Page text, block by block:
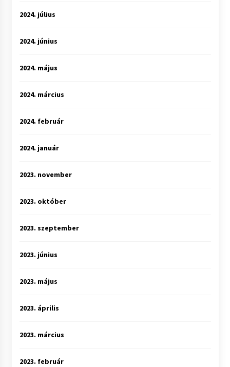
2024. július
2024. június
2024. május
2024. március
2024. február
2024. január
2023. november
2023. október
2023. szeptember
2023. június
2023. május
2023. április
2023. március
2023. február